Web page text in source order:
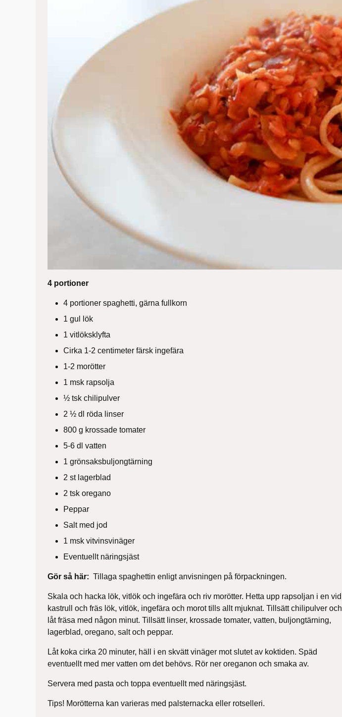
4 portioner
4 portioner spaghetti, gärna fullkorn
1 gul lök
1 vitlöksklyfta
Cirka 1-2 centimeter färsk ingefära
1-2 morötter
1 msk rapsolja
½ tsk chilipulver
2 ½ dl röda linser
800 g krossade tomater
5-6 dl vatten
1 grönsaksbuljongtärning
2 st lagerblad
2 tsk oregano
Peppar
Salt med jod
1 msk vitvinsvinäger
Eventuellt näringsjäst
Gör så här: Tillaga spaghettin enligt anvisningen på förpackningen.
Skala och hacka lök, vitlök och ingefära och riv morötter. Hetta upp rapsoljan i en vid
kastrull och fräs lök, vitlök, ingefära och morot tills allt mjuknat. Tillsätt chilipulver och
låt fräsa med någon minut. Tillsätt linser, krossade tomater, vatten, buljongtärning,
lagerblad, oregano, salt och peppar.
Låt koka cirka 20 minuter, häll i en skvätt vinäger mot slutet av koktiden. Späd
eventuellt med mer vatten om det behövs. Rör ner oreganon och smaka av.
Servera med pasta och toppa eventuellt med näringsjäst.
Tips! Morötterna kan varieras med palsternacka eller rotselleri.